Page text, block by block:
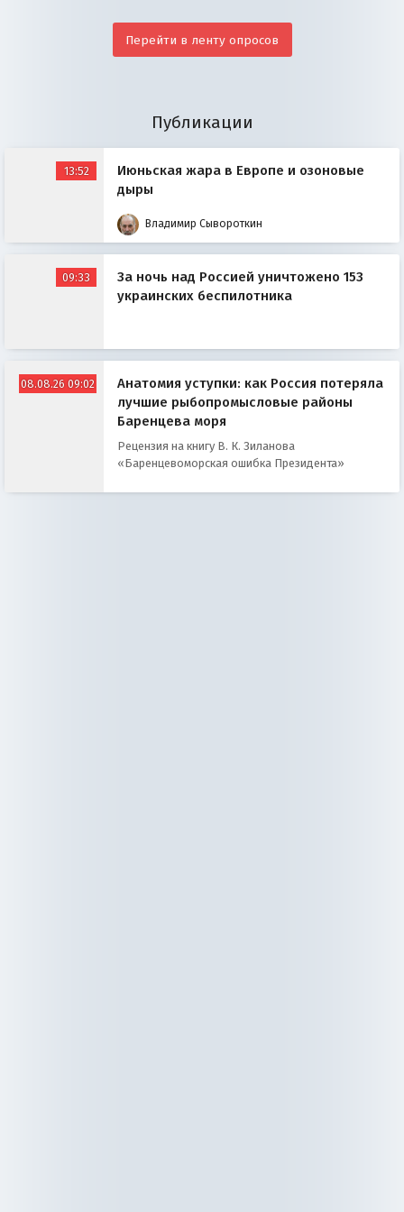
Перейти в ленту опросов
Публикации
13:52
Июньская жара в Европе и озоновые
дыры
Владимир Сывороткин
09:33
За ночь над Россией уничтожено 153
украинских беспилотника
08.08.26 09:02
Анатомия уступки: как Россия потеряла
лучшие рыбопромысловые районы
Баренцева моря
Рецензия на книгу В. К. Зиланова
«Баренцевоморская ошибка Президента»